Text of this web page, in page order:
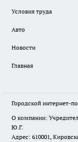
Условия труда
Авто
Новости
Главная
Городской интернет-
О компании:
Ю.Г.
Адрес: 610001,